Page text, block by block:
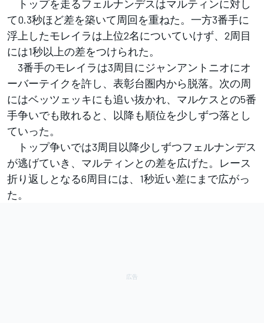
トップを走るフェルナンデスはマルティンに対し
て0.3秒ほど差を築いて周回を重ねた。一方3番手に
浮上したモレイラは上位2名についていけず、2周目
には1秒以上の差をつけられた。
3番手のモレイラは3周目にジャンアントニオにオ
ーバーテイクを許し、表彰台圏内から脱落。次の周
にはベッツェッキにも追い抜かれ、マルケスとの5番
手争いでも敗れると、以降も順位を少しずつ落とし
ていった。
トップ争いでは3周目以降少しずつフェルナンデス
が逃げていき、マルティンとの差を広げた。レース
折り返しとなる6周目には、1秒近い差にまで広がっ
た。